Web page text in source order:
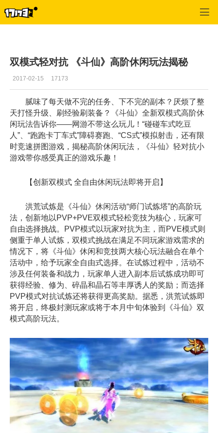
双模式轻对抗 《斗仙》高阶休闲玩法揭秘
2017-02-15 17173
腻味了每天做不完的任务、下不完的副本？厌烦了整
天打怪升级、刷经验刷装备？《斗仙》全新双模式高阶休
闲玩法告诉你——网游不带这么玩儿！“碰碰车式吃豆
人”、“跑跑卡丁车式”障碍赛跑、“CS式”模拟射击，还有限
时竞速拼图游戏，揭秘高阶休闲玩法，《斗仙》轻对抗小
游戏带你感受真正的游戏乐趣！
【创新双模式 全自由休闲玩法即将开启】
洪荒试炼是《斗仙》休闲活动“师门试炼塔”的高阶玩
法，创新地以PVP+PVE双模式轻松竞技为核心，玩家可
自由选择挑战。PVP模式以玩家对抗为主，而PVE模式则
侧重于单人试炼，双模式挑战在满足不同玩家游戏需求的
情况下，将《斗仙》休闲和竞技两大核心玩法融合在单个
活动中，给予玩家全自由式选择。在试炼过程中，活动不
涉及任何装备和战力，玩家单人进入副本后试炼成功即可
获得经验、修为、碎晶和晶石等丰厚诱人的奖励；而选择
PVP模式对抗试炼还将获得更高奖励。据悉，洪荒试炼即
将开启，终极封测玩家或将于本月中旬体验到《斗仙》双
模式高阶玩法。